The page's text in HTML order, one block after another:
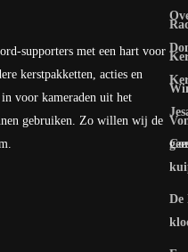
supporters met een hart voor
kerstpakketten, acties en
voor kameraden uit het
gebruiken. Zo willen wij de
De